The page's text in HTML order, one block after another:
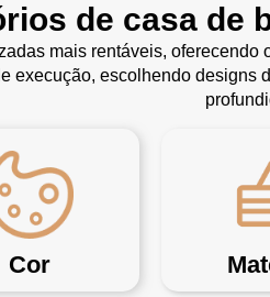
de casa de
mais rentáveis,
execução, escolhendo
Cor